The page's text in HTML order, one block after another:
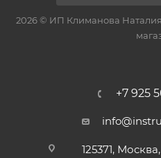
2026 © ИП Климанова
+7 925
125371,